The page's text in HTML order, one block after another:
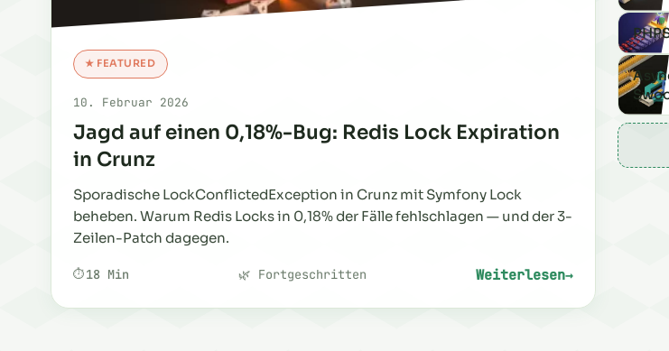
★ FEATURED
10. Februar 2026
Jagd auf einen 0,18%-Bug: Redis Lock Expiration
in Crunz
Sporadische LockConflictedException in Crunz mit Symfony Lock
beheben. Warum Redis Locks in 0,18% der Fälle fehlschlagen — und der 3-
Zeilen-Patch dagegen.
18 Min 🌿 Fortgeschritten Weiterlesen
: Jagd auf einen 0,18%-
→